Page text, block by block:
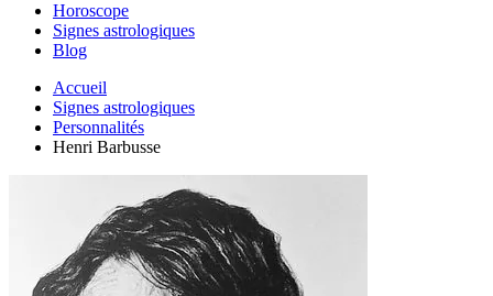
Horoscope
Signes astrologiques
Blog
Accueil
Signes astrologiques
Personnalités
Henri Barbusse